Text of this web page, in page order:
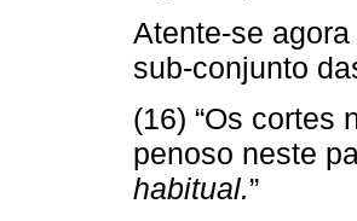
Atente-se
sub-conjunto
(16) “Os cortes
penoso neste
habitual.”